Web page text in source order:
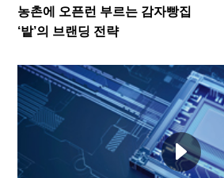
농촌에 오픈런 부르는 감자빵집
‘밭’의 브랜딩 전략